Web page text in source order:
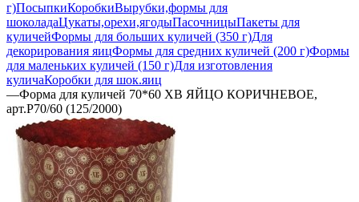
г)ПосыпкиКоробкиВырубки,формы для
шоколадаЦукаты,орехи,ягодыПасочницыПакеты для
куличейФормы для больших куличей (350 г)Для
декорирования яицФормы для средних куличей (200 г)Формы
для маленьких куличей (150 г)Для изготовления
куличаКоробки для шок.яиц
—Форма для куличей 70*60 ХВ ЯЙЦО КОРИЧНЕВОЕ,
арт.Р70/60 (125/2000)